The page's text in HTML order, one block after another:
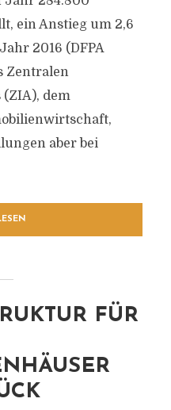
ein Anstieg um 2,6
2016 (DFPA
Zentralen
(ZIA), dem
aber bei
FÜR